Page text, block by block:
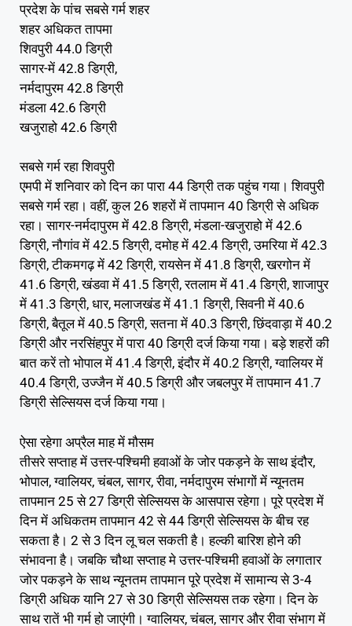
प्रदेश के पांच सबसे गर्म शहर
शहर अधिकत तापमा
शिवपुरी 44.0 डिग्री
सागर-में 42.8 डिग्री,
नर्मदापुरम 42.8 डिग्री
मंडला 42.6 डिग्री
खजुराहो 42.6 डिग्री
सबसे गर्म रहा शिवपुरी
एमपी में शनिवार को दिन का पारा 44 डिग्री तक पहुंच गया। शिवपुरी
सबसे गर्म रहा। वहीं, कुल 26 शहरों में तापमान 40 डिग्री से अधिक
रहा। सागर-नर्मदापुरम में 42.8 डिग्री, मंडला-खजुराहो में 42.6
डिग्री, नौगांव में 42.5 डिग्री, दमोह में 42.4 डिग्री, उमरिया में 42.3
डिग्री, टीकमगढ़ में 42 डिग्री, रायसेन में 41.8 डिग्री, खरगोन में
41.6 डिग्री, खंडवा में 41.5 डिग्री, रतलाम में 41.4 डिग्री, शाजापुर
में 41.3 डिग्री, धार, मलाजखंड में 41.1 डिग्री, सिवनी में 40.6
डिग्री, बैतूल में 40.5 डिग्री, सतना में 40.3 डिग्री, छिंदवाड़ा में 40.2
डिग्री और नरसिंहपुर में पारा 40 डिग्री दर्ज किया गया। बड़े शहरों की
बात करें तो भोपाल में 41.4 डिग्री, इंदौर में 40.2 डिग्री, ग्वालियर में
40.4 डिग्री, उज्जैन में 40.5 डिग्री और जबलपुर में तापमान 41.7
डिग्री सेल्सियस दर्ज किया गया।
ऐसा रहेगा अप्रैल माह में मौसम
तीसरे सप्ताह में उत्तर-पश्चिमी हवाओं के जोर पकड़ने के साथ इंदौर,
भोपाल, ग्वालियर, चंबल, सागर, रीवा, नर्मदापुरम संभागों में न्यूनतम
तापमान 25 से 27 डिग्री सेल्सियस के आसपास रहेगा। पूरे प्रदेश में
दिन में अधिकतम तापमान 42 से 44 डिग्री सेल्सियस के बीच रह
सकता है। 2 से 3 दिन लू चल सकती है। हल्की बारिश होने की
संभावना है। जबकि चौथा सप्ताह मे उत्तर-पश्चिमी हवाओं के लगातार
जोर पकड़ने के साथ न्यूनतम तापमान पूरे प्रदेश में सामान्य से 3-4
डिग्री अधिक यानि 27 से 30 डिग्री सेल्सियस तक रहेगा। दिन के
साथ रातें भी गर्म हो जाएंगी। ग्वालियर, चंबल, सागर और रीवा संभाग में